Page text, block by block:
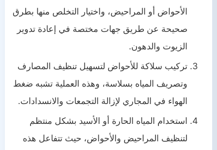
الأحواض أو المراحيض، واختيار التخلص منها بطرق
صحيحة عن طريق جهات مختصة في إعادة تدوير
الزيوت والدهون.
تركيب سلاكة للأحواض لتسهيل تنظيف المصارف
وتصريف المياه بسلاسة، وهذه العملية تشبه ضغط
الهواء في المجاري لإزالة التجمعات والانسدادات.
استخدام المياه الحارة أو الأسيد بشكل منتظم
لتنظيف المراحيض والأحواض، حيث تتفاعل هذه